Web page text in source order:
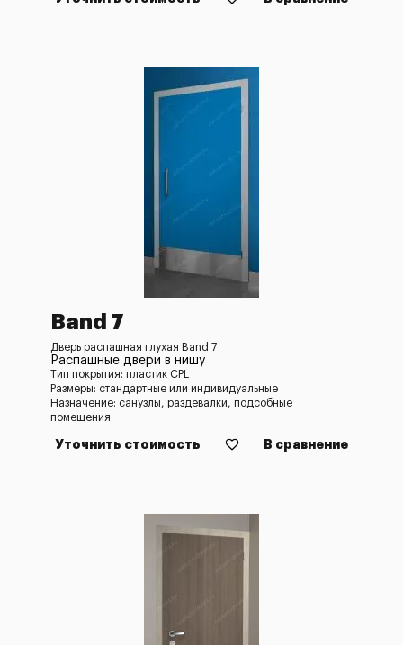
Band 7
Дверь распашная глухая Band 7
Распашные двери в нишу
Тип покрытия: пластик CPL
Размеры: стандартные или индивидуальные
Назначение: санузлы, раздевалки, подсобные
помещения
Уточнить стоимость В сравнение